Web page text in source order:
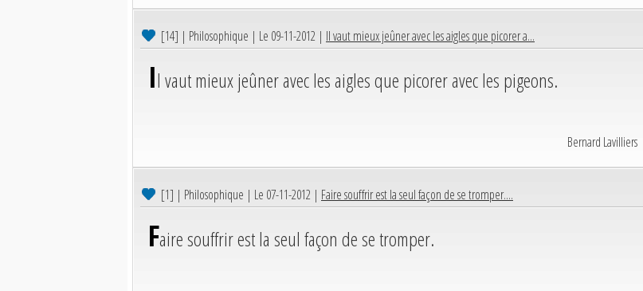
[14] | Philosophique | Le 09-11-2012 | Il vaut mieux jeûner avec les aigles que picorer a...
Il vaut mieux jeûner avec les aigles que picorer avec les pigeons.
Bernard Lavilliers
[1] | Philosophique | Le 07-11-2012 | Faire souffrir est la seul façon de se tromper....
Faire souffrir est la seul façon de se tromper.